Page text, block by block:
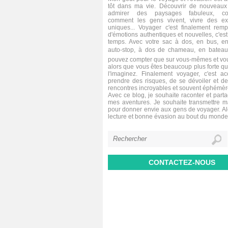
tôt dans ma vie. Découvrir de nouveaux
admirer des paysages fabuleux,
comment les gens vivent, vivre des
uniques... Voyager c'est finalement
d'émotions authentiques et nouvelles,
temps. Avec votre sac à dos, en bus,
auto-stop, à dos de chameau, en
pouvez compter que sur vous-mêmes et
alors que vous êtes beaucoup plus forte
l'imaginez. Finalement voyager, c'est
prendre des risques, de se dévoiler et
rencontres incroyables et souvent
Avec ce blog, je souhaite raconter et
mes aventures. Je souhaite transmettre
pour donner envie aux gens de voyager.
lecture et bonne évasion au bout du
CONTACTEZ-NOUS